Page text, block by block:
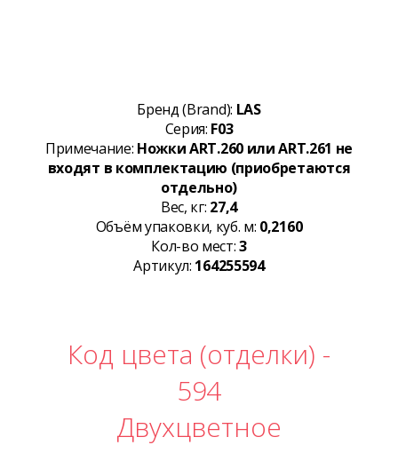
Бренд (Brand): LAS
Серия: F03
Примечание: Ножки ART.260 или ART.261 не
входят в комплектацию (приобретаются
отдельно)
Вес, кг: 27,4
Объём упаковки, куб. м: 0,2160
Кол-во мест:3
Артикул: 164255594
Код цвета (отделки) -
594
Двухцветное